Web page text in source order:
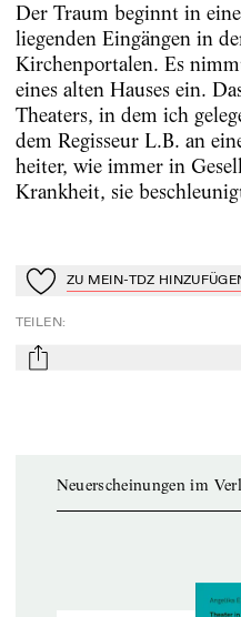
Der Traum beginnt in
liegenden Eingängen in
Kirchenportalen. Es
eines alten Hauses ein.
Theaters, in dem ich
dem Regisseur L.B. an
heiter, wie immer in
Krankheit, sie
Zu Mein-TdZ hinzufügen
ZU MEIN-TDZ
TEILEN:
mail
Neuerscheinungen im